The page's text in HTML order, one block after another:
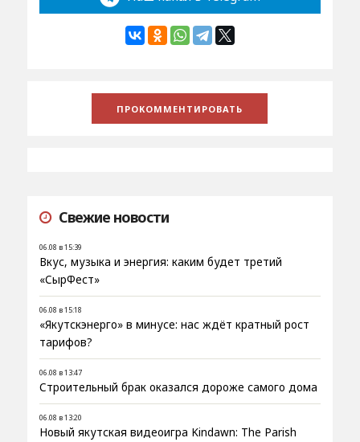
Свежие новости
06.08 в 15:39
Вкус, музыка и энергия: каким будет третий
«СырФест»
06.08 в 15:18
«Якутскэнерго» в минусе: нас ждёт кратный рост
тарифов?
06.08 в 13:47
Строительный брак оказался дороже самого дома
06.08 в 13:20
Новый якутская видеоигра Kindawn: The Parish